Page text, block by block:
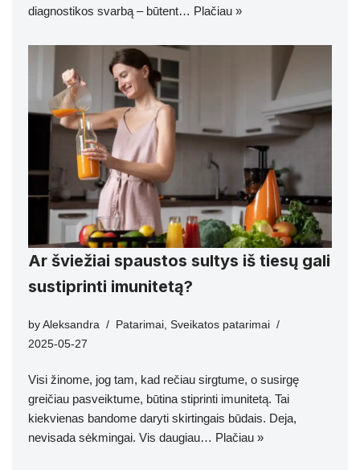
diagnostikos svarbą – būtent… Plačiau »
Ar šviežiai spaustos sultys iš tiesų gali
sustiprinti imunitetą?
by Aleksandra Patarimai, Sveikatos patarimai
2025-05-27
Visi žinome, jog tam, kad rečiau sirgtume, o susirgę
greičiau pasveiktume, būtina stiprinti imunitetą. Tai
kiekvienas bandome daryti skirtingais būdais. Deja,
nevisada sėkmingai. Vis daugiau… Plačiau »